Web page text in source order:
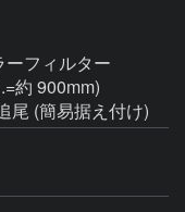
フィルター
約 900mm)
尾 (簡易据え付け)